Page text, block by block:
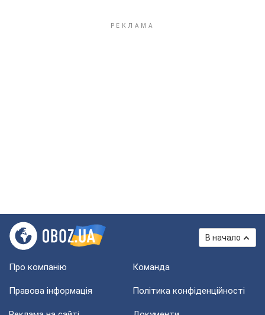
В начало
Про компанію Команда
Правова інформація Політика конфіденційності